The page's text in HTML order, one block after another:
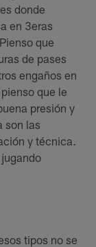
donde
en 3eras
que
de pases
engaños en
que le
presión y
son las
y técnica.
tipos no se